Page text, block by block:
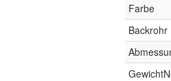
Farbe
Backrohr